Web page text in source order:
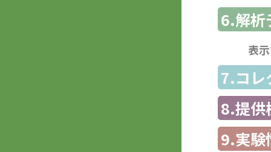
6.解析
表
7.コレ
8.提供
9.実験